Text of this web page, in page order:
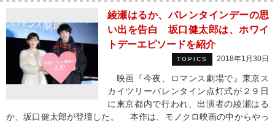
綾瀬はるか、バレンタインデーの思
い出を告白 坂口健太郎は、ホワイ
トデーエピソードを紹介
TOPICS 2018年1月30日
映画『今夜、ロマンス劇場で』東京ス
カイツリーバレンタイン点灯式が２９日
に東京都内で行われ、出演者の綾瀬はる
か、坂口健太郎が登壇した。 本作は、モノクロ映画の中からやっ